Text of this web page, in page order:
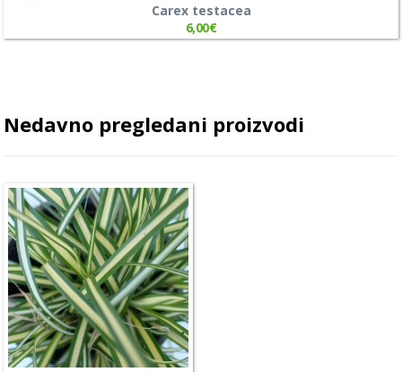
Carex testacea
6,00€
Nedavno pregledani proizvodi